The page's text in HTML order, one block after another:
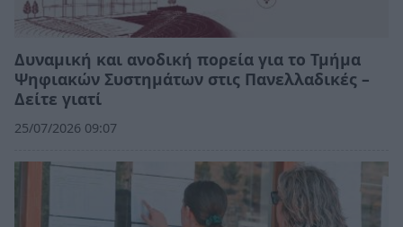
Δυναμική και ανοδική πορεία για το Τμήμα
Ψηφιακών Συστημάτων στις Πανελλαδικές –
Δείτε γιατί
25/07/2026 09:07